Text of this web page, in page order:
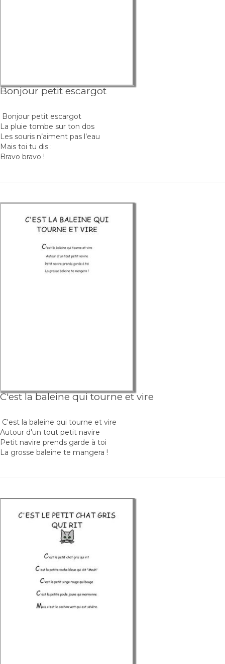
Bonjour petit escargot
Bonjour petit escargot
La pluie tombe sur ton dos
Les souris n’aiment pas l’eau
Mais toi tu dis :
Bravo bravo !
C'est la baleine qui tourne et vire
C'est la baleine qui tourne et vire
Autour d'un tout petit navire
Petit navire prends garde à toi
La grosse baleine te mangera !